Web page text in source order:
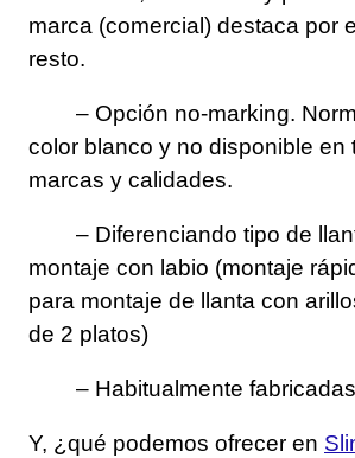
marca (comercial) destaca por
resto.
– Opción no-marking.
color blanco y no disponible en
marcas y calidades.
– Diferenciando tipo de
montaje con labio (montaje
para montaje de llanta con
de 2 platos)
– Habitualmente fabricadas
Y, ¿qué podemos ofrecer en